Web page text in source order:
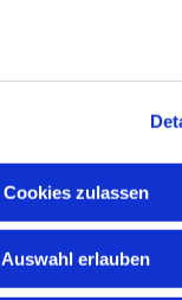
Cookies zulassen
Auswahl erlauben